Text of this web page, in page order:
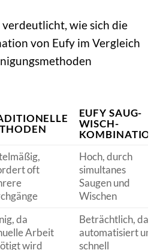
verdeutlicht, wie sich die
von Eufy im Vergleich
EUFY SAUG-
WISCH-
oft
Hoch, durch
simultanes
Saugen und
Wischen
da
Arbeit
wird
Beträchtlich, da
automatisiert und
schnell